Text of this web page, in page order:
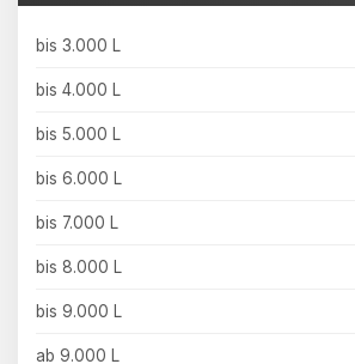
bis 3.000 L
bis 4.000 L
bis 5.000 L
bis 6.000 L
bis 7.000 L
bis 8.000 L
bis 9.000 L
ab 9.000 L